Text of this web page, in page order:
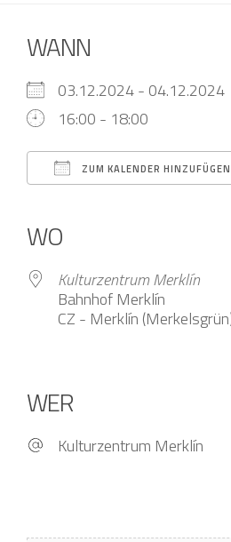
WANN
03.12.2024 - 04.12.2024
16:00 - 18:00
ZUM KALENDER HINZUFÜGEN
WO
Kulturzentrum Merklín
Bahnhof Merklín
CZ - Merklín
WER
Kulturzentrum Merklín